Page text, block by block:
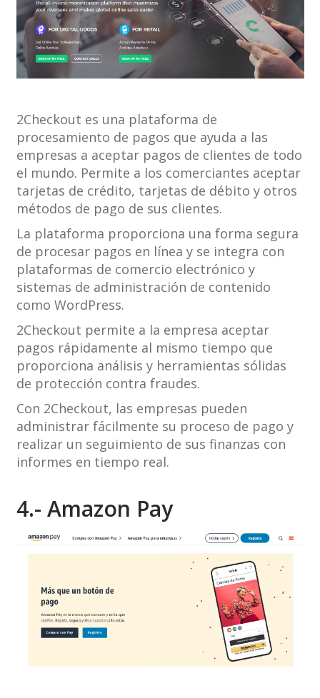
2Checkout es una plataforma de
procesamiento de pagos que ayuda a las
empresas a aceptar pagos de clientes de todo
el mundo. Permite a los comerciantes aceptar
tarjetas de crédito, tarjetas de débito y otros
métodos de pago de sus clientes.
La plataforma proporciona una forma segura
de procesar pagos en línea y se integra con
plataformas de comercio electrónico y
sistemas de administración de contenido
como WordPress.
2Checkout permite a la empresa aceptar
pagos rápidamente al mismo tiempo que
proporciona análisis y herramientas sólidas
de protección contra fraudes.
Con 2Checkout, las empresas pueden
administrar fácilmente su proceso de pago y
realizar un seguimiento de sus finanzas con
informes en tiempo real.
4.- Amazon Pay